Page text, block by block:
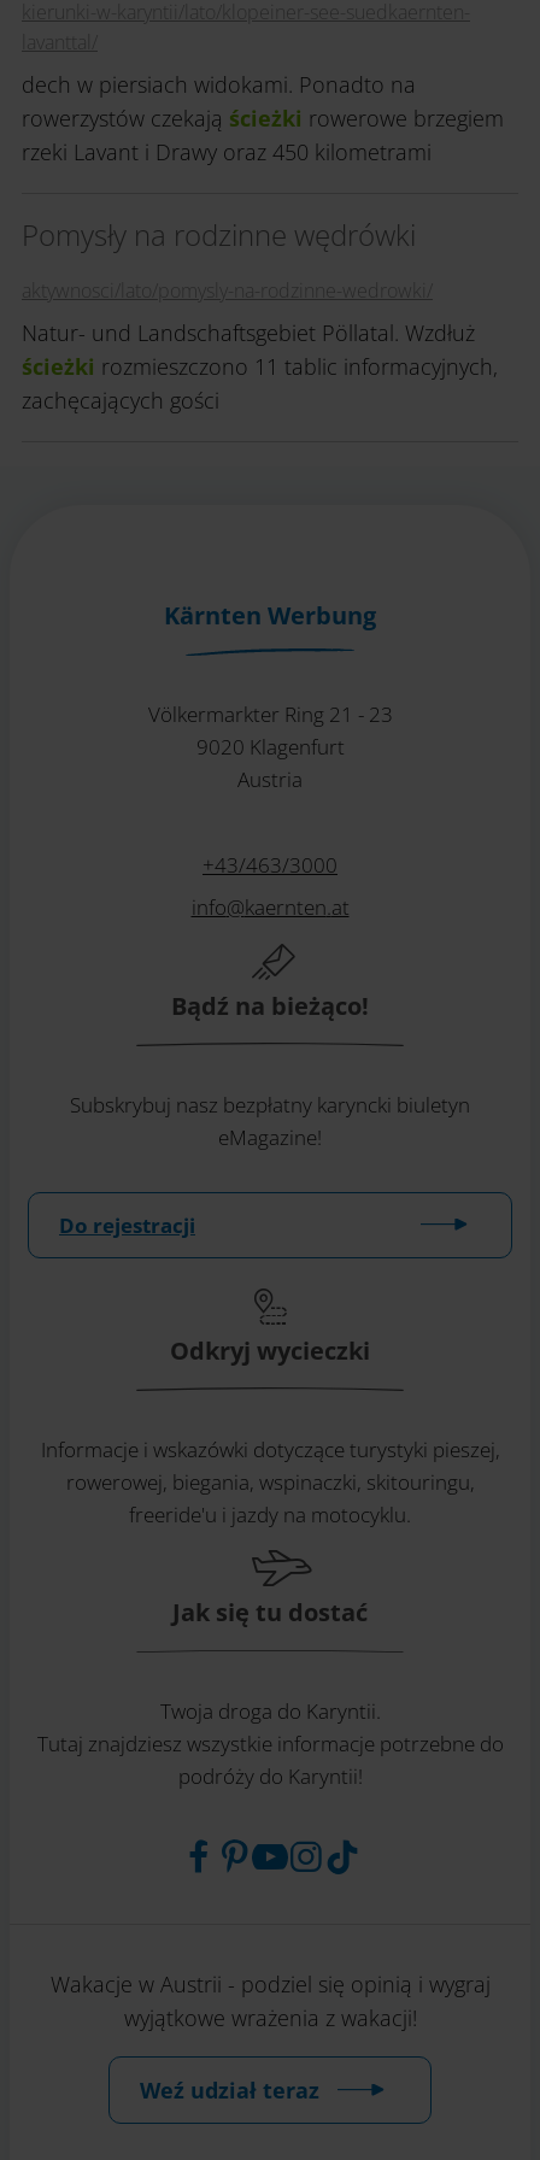
kierunki-w-karyntii/lato/klopeiner-see-suedkaernten-
dech w piersiach widokami. Ponadto na
rowerzystów czekają ścieżki rowerowe brzegiem
rzeki Lavant i Drawy oraz 450 kilometrami
Pomysły na rodzinne wędrówki
aktywnosci/lato/pomysly-na-rodzinne-wedrowki/
Natur- und Landschaftsgebiet Pöllatal. Wzdłuż
ścieżki rozmieszczono 11 tablic informacyjnych,
zachęcających gości
Kärnten Werbung
Völkermarkter Ring 21 - 23
9020 Klagenfurt
Austria
+43/463/3000
info@kaernten.at
Bądź na bieżąco!
Subskrybuj nasz bezpłatny karyncki biuletyn
eMagazine!
Do rejestracji
Odkryj wycieczki
Informacje i wskazówki dotyczące turystyki pieszej,
rowerowej, biegania, wspinaczki, skitouringu,
freeride'u i jazdy na motocyklu.
Jak się tu dostać
Twoja droga do Karyntii.
Tutaj znajdziesz wszystkie informacje potrzebne do
podróży do Karyntii!
Wakacje w Austrii - podziel się opinią i wygraj
wyjątkowe wrażenia z wakacji!
Weź udział teraz